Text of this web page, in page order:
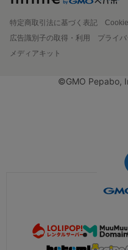
特定商取引法に基づく表記
広告識別子の取得・利用
プライ
メディアキット
©GMO Pepabo,